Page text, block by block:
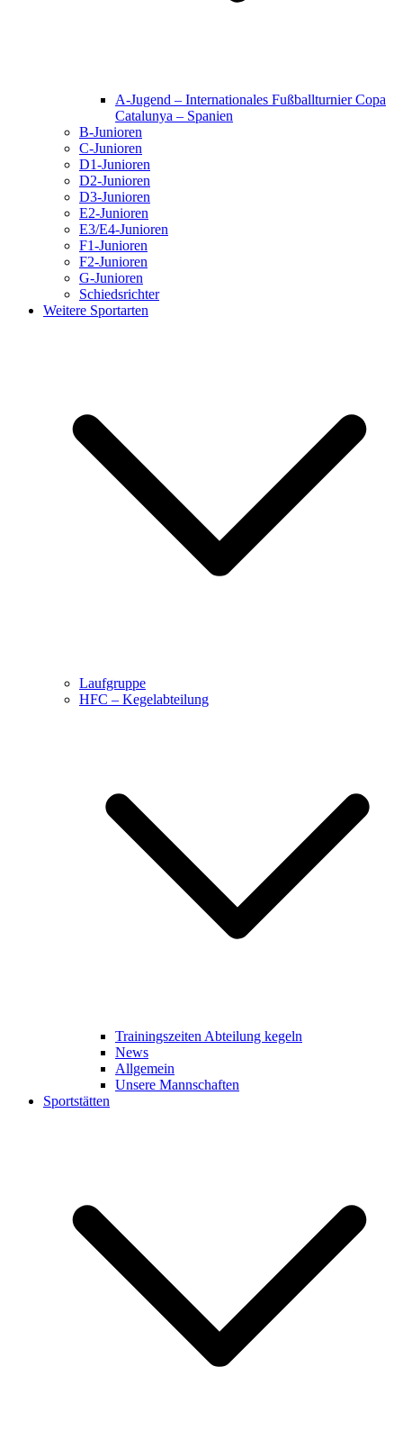
A-Jugend – Internationales Fußballturnier Copa
Catalunya – Spanien
B-Junioren
C-Junioren
D1-Junioren
D2-Junioren
D3-Junioren
E2-Junioren
E3/E4-Junioren
F1-Junioren
F2-Junioren
G-Junioren
Schiedsrichter
Weitere Sportarten
Laufgruppe
HFC – Kegelabteilung
Trainingszeiten Abteilung kegeln
News
Allgemein
Unsere Mannschaften
Sportstätten